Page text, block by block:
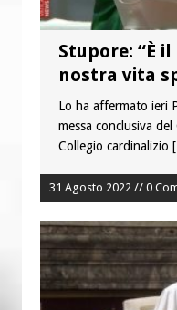
Stupore: “È
nostra vita
Lo ha affermato ieri
messa conclusiva
Collegio cardinalizio
31 Agosto 2022 // 0